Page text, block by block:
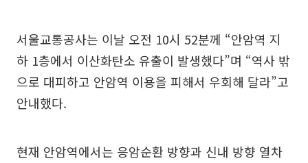
서울교통공사는 이날 오전 10시 52분께 “안암역 지
하 1층에서 이산화탄소 유출이 발생했다”며 “역사 밖
으로 대피하고 안암역 이용을 피해서 우회해 달라”고
안내했다.
현재 안암역에서는 응암순환 방향과 신내 방향 열차